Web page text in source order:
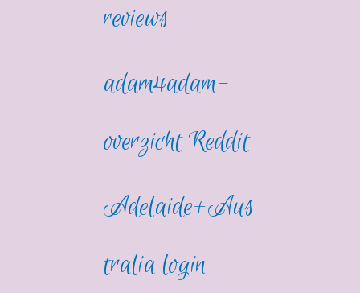
reviews
adam4adam-
overzicht Reddit
Adelaide+Aus
tralia login